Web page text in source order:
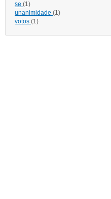
se (1)
unanimidade (1)
votos (1)